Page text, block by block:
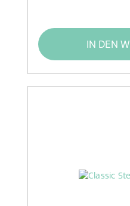
IN DEN